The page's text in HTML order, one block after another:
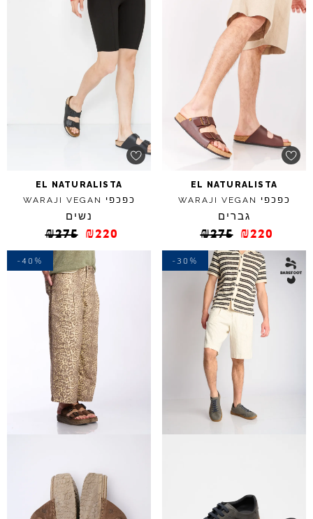
EL NATURALISTA
כפכפי WARAJI VEGAN
גברים
₪275 ₪220
EL NATURALISTA
כפכפי WARAJI VEGAN
נשים
₪275 ₪220
-30%
-40%